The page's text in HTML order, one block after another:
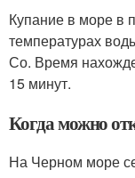
Купание в море в
температурах
Со. Время
15 минут.
Когда можно
На Черном море